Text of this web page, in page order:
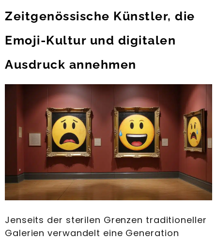
Zeitgenössische Künstler, die
Emoji-Kultur und digitalen
Ausdruck annehmen
Jenseits der sterilen Grenzen traditioneller
Galerien verwandelt eine Generation